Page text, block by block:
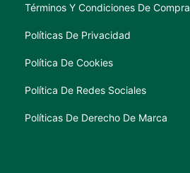
Términos Y Condiciones De Compra
Políticas De Privacidad
Política De Cookies
Política De Redes Sociales
Políticas De Derecho De Marca